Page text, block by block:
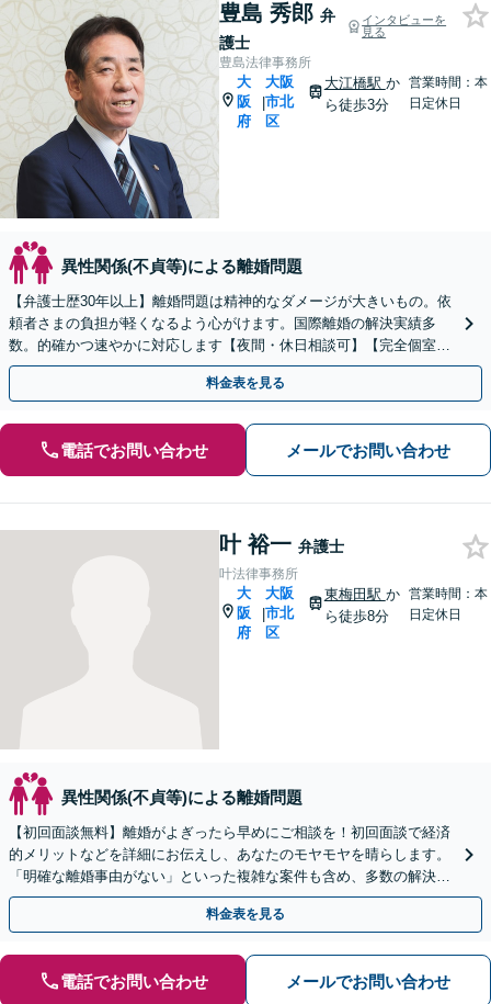
豊島 秀郎 弁
護士
インタビューを
見る
豊島法律事務所
大
阪
府
|
大阪
市北
区
大江橋駅 か
ら徒歩3分
営業時間：本
日定休日
異性関係(不貞等)による離婚問題
【弁護士歴30年以上】離婚問題は精神的なダメージが大きいもの。依
頼者さまの負担が軽くなるよう心がけます。国際離婚の解決実績多
数。的確かつ速やかに対応します【夜間・休日相談可】【完全個室】
【淀屋橋駅6分】
料金表を見る
電話でお問い合わせ メールでお問い合わせ
叶 裕一 弁護士
叶法律事務所
大
阪
府
|
大阪
市北
区
東梅田駅 か
ら徒歩8分
営業時間：本
日定休日
異性関係(不貞等)による離婚問題
【初回面談無料】離婚がよぎったら早めにご相談を！初回面談で経済
的メリットなどを詳細にお伝えし、あなたのモヤモヤを晴らします。
「明確な離婚事由がない」といった複雑な案件も含め、多数の解決実
績あり【他士業連携】【休日・夜間対応】【WEB面談可】
料金表を見る
電話でお問い合わせ メールでお問い合わせ